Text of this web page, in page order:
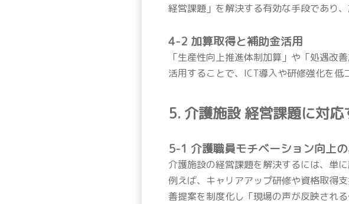
経営課題」を解決する有効な手段であり
4-2 加算取得と補助金活用
「生産性向上推進体制加算」や「処遇改
活用することで、ICT導入や研修強化を低
5. 介護施設 経営課題に対
5-1 介護職員モチベーション向上
介護施設の経営課題を解決するには、単
例えば、キャリアアップ研修や資格取得
善提案を制度化し「現場の声が反映され